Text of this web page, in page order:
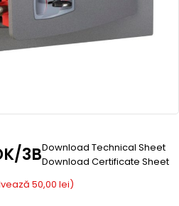
3BDownload Technical Sheet
Download Certificate Sheet
50,00 lei)